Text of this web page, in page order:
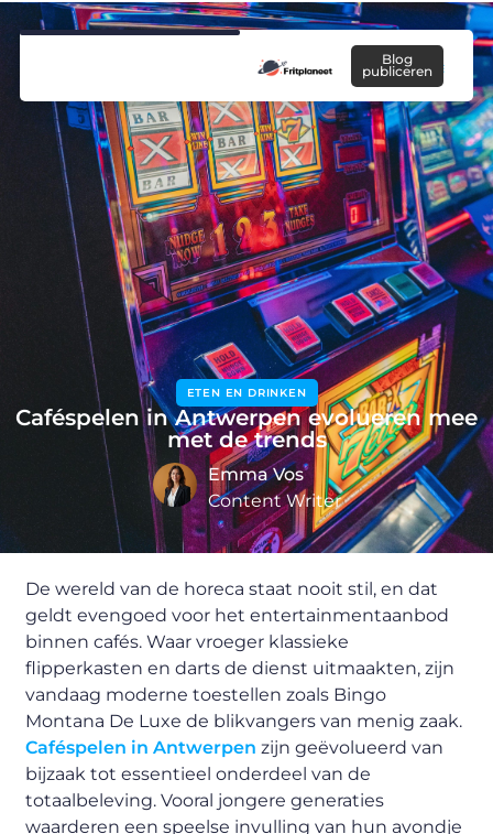
Blog
publiceren
ETEN EN DRINKEN
Caféspelen in Antwerpen evolueren mee
met de trends
Emma Vos
Content Writer
De wereld van de horeca staat nooit stil, en dat
geldt evengoed voor het entertainmentaanbod
binnen cafés. Waar vroeger klassieke
flipperkasten en darts de dienst uitmaakten, zijn
vandaag moderne toestellen zoals Bingo
Montana De Luxe de blikvangers van menig zaak.
Caféspelen in Antwerpen zijn geëvolueerd van
bijzaak tot essentieel onderdeel van de
totaalbeleving. Vooral jongere generaties
waarderen een speelse invulling van hun avondje